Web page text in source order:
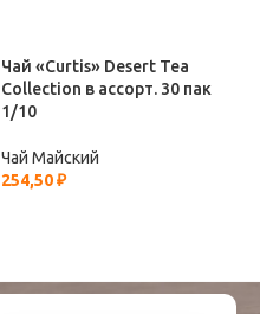
Чай «Curtis» Desert Tea
Collection в ассорт. 30 пак
1/10
Чай Майский
254,50₽